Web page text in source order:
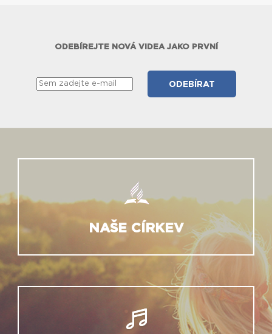
ODEBÍREJTE NOVÁ VIDEA JAKO PRVNÍ
NAŠE CÍRKEV